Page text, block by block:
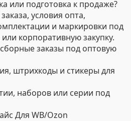
или подготовка к продаже?
условия опта,
и маркировки под
корпоративную закупку.
заказы под оптовую
штрихкоды и стикеры для
наборов или серии под
Для WB/Ozon